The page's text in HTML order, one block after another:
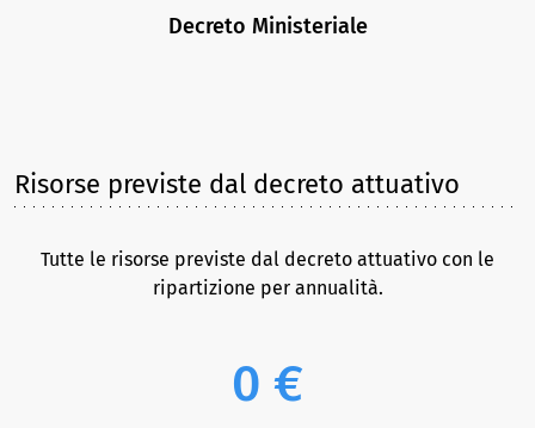
Decreto Ministeriale
Risorse previste dal decreto attuativo
Tutte le risorse previste dal decreto attuativo con le
ripartizione per annualità.
0 €